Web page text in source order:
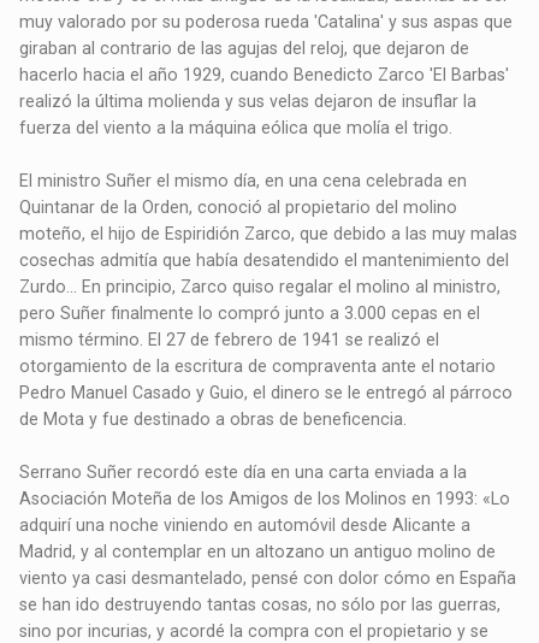
muy valorado por su poderosa rueda 'Catalina' y sus aspas que
giraban al contrario de las agujas del reloj, que dejaron de
hacerlo hacia el año 1929, cuando Benedicto Zarco 'El Barbas'
realizó la última molienda y sus velas dejaron de insuflar la
fuerza del viento a la máquina eólica que molía el trigo.
El ministro Suñer el mismo día, en una cena celebrada en
Quintanar de la Orden, conoció al propietario del molino
moteño, el hijo de Espiridión Zarco, que debido a las muy malas
cosechas admitía que había desatendido el mantenimiento del
Zurdo… En principio, Zarco quiso regalar el molino al ministro,
pero Suñer finalmente lo compró junto a 3.000 cepas en el
mismo término. El 27 de febrero de 1941 se realizó el
otorgamiento de la escritura de compraventa ante el notario
Pedro Manuel Casado y Guio, el dinero se le entregó al párroco
de Mota y fue destinado a obras de beneficencia.
Serrano Suñer recordó este día en una carta enviada a la
Asociación Moteña de los Amigos de los Molinos en 1993: «Lo
adquirí una noche viniendo en automóvil desde Alicante a
Madrid, y al contemplar en un altozano un antiguo molino de
viento ya casi desmantelado, pensé con dolor cómo en España
se han ido destruyendo tantas cosas, no sólo por las guerras,
sino por incurias, y acordé la compra con el propietario y se